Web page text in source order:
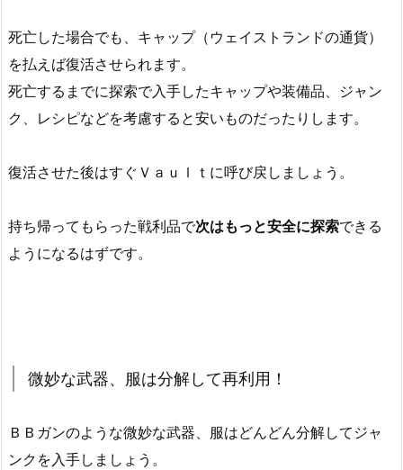
死亡した場合でも、キャップ（ウェイストランドの通貨）
を払えば復活させられます。
死亡するまでに探索で入手したキャップや装備品、ジャン
ク、レシピなどを考慮すると安いものだったりします。
復活させた後はすぐＶａｕｌｔに呼び戻しましょう。
持ち帰ってもらった戦利品で次はもっと安全に探索できる
ようになるはずです。
微妙な武器、服は分解して再利用！
ＢＢガンのような微妙な武器、服はどんどん分解してジャ
ンクを入手しましょう。